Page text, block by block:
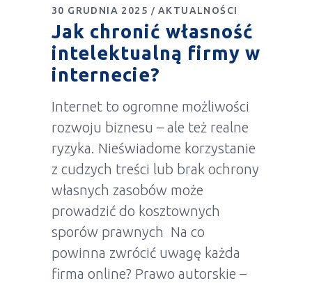
30 GRUDNIA 2025 AKTUALNOŚCI
Jak chronić własność
intelektualną firmy w
internecie?
Internet to ogromne możliwości
rozwoju biznesu – ale też realne
ryzyka. Nieświadome korzystanie
z cudzych treści lub brak ochrony
własnych zasobów może
prowadzić do kosztownych
sporów prawnych Na co
powinna zwrócić uwagę każda
firma online? Prawo autorskie –